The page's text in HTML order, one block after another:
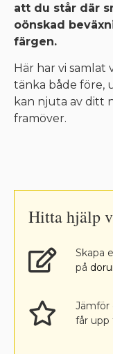
att du står där
oönskad
färgen.
Här har vi samlat
tänka både före,
kan njuta av ditt
framöver.
Hitta hjälp
Skapa
på
Jämför
får upp